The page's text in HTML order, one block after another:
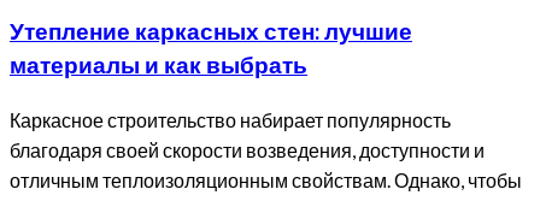
Утепление каркасных стен: лучшие
материалы и как выбрать
Каркасное строительство набирает популярность
благодаря своей скорости возведения, доступности и
отличным теплоизоляционным свойствам. Однако, чтобы